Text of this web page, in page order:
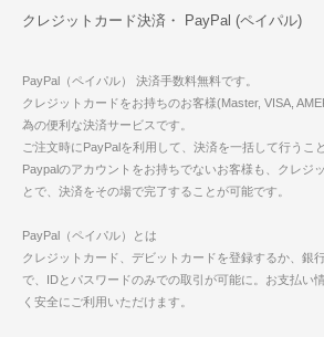
クレジットカード決済・ PayPal (ペイパル)
PayPal（ペイパル） 決済手数料無料です。
クレジットカードをお持ちのお客様(Master, VISA,
為の便利な決済サービスです。
ご注文時にPayPalを利用して、決済を一括して行うこ
Paypalのアカウントをお持ちでないお客様も、クレジ
とで、決済をその場で完了することが可能です。
PayPal（ペイパル）とは
クレジットカード、デビットカードを登録するか、銀
で、IDとパスワードのみでの取引が可能に。お支払い
く安全にご利用いただけます。